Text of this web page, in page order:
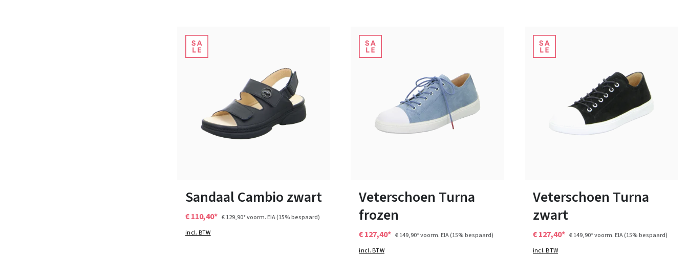
Sandaal Cambio zwart
€ 110,40* € 129,90*voorm. EIA(15% bespaard)
incl. BTW
Veterschoen Turna
frozen
€ 127,40* € 149,90*voorm. EIA(15% bespaard)
incl. BTW
Veterschoen Turna
zwart
€ 127,40* € 149,90*voorm. EIA(15% bespaard)
incl. BTW